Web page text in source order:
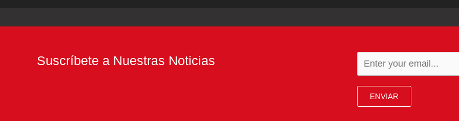
Suscríbete a Nuestras Noticias
ENVIAR